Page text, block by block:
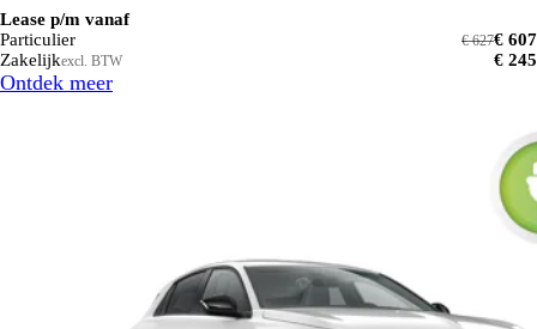
Lease p/m vanaf
Particulier
€ 607
€ 627
Zakelijkexcl. BTW € 245
Ontdek meer